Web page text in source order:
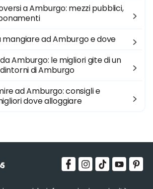
a Amburgo: mezzi pubblici,
mangiare ad Amburgo e dove
Amburgo: le migliori gite di un
di Amburgo
ad Amburgo: consigli e
dove alloggiare